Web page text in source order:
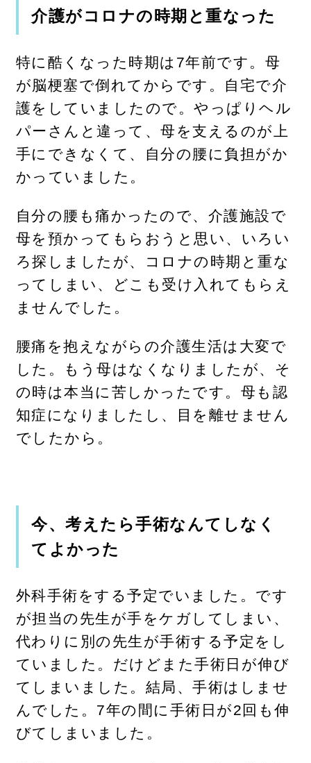
介護がコロナの時期と重なった
特に酷くなった時期は7年前です。母
が脳梗塞で倒れてからです。自宅で介
護をしていましたので。やっぱりヘル
パーさんと違って、母を支えるのが上
手にできなくて、自分の腰に負担がか
かっていました。
自分の腰も痛かったので、介護施設で
母を預かってもらおうと思い、いろい
ろ探しましたが、コロナの時期と重な
ってしまい、どこも受け入れてもらえ
ませんでした。
腰痛を抱えながらの介護生活は大変で
した。もう母はなくなりましたが、そ
の時は本当に苦しかったです。母も認
知症になりましたし、目を離せません
でしたから。
今、考えたら手術なんてしなく
てよかった
外科手術をする予定でいました。です
が担当の先生が手をケガしてしまい、
代わりに別の先生が手術する予定をし
ていました。だけどまた手術日が伸び
てしまいました。結局、手術はしませ
んでした。7年の間に手術日が2回も伸
びてしまいました。